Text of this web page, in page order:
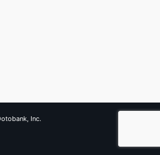
Inc.